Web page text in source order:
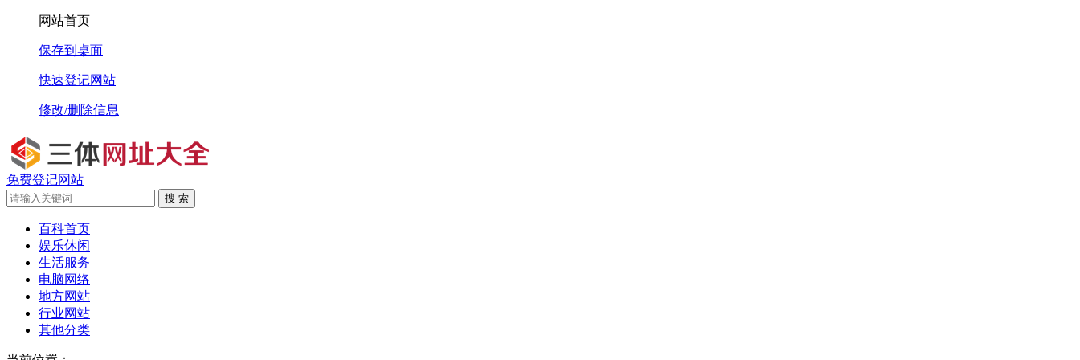
网站首页
保存到桌面
快速登记网站
修改/删除信息
免费登记网站
搜 索
百科首页
娱乐休闲
生活服务
电脑网络
地方网站
行业网站
其他分类